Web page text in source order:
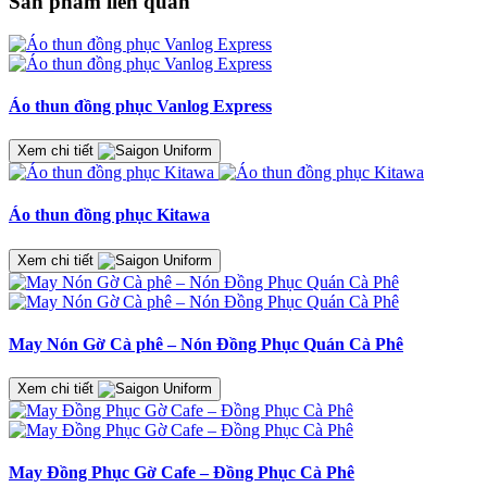
Áo thun đồng phục Vanlog Express
Xem chi tiết
Áo thun đồng phục Kitawa
Xem chi tiết
May Nón Gờ Cà phê – Nón Đồng Phục Quán Cà Phê
Xem chi tiết
May Đồng Phục Gờ Cafe – Đồng Phục Cà Phê